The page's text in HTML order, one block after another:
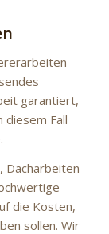
garantiert,
diesem Fall
Dacharbeiten
die Kosten,
sollen. Wir